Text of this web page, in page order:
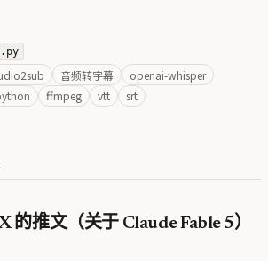
音频转字幕
openai-whisper
ffmpeg vtt srt
推文（关于 Claude Fable 5）